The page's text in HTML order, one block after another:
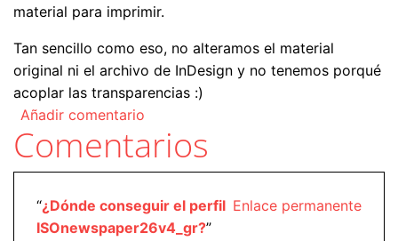
material para imprimir.
Tan sencillo como eso, no alteramos el material
original ni el archivo de InDesign y no tenemos porqué
acoplar las transparencias :)
Añadir comentario
Comentarios
Enlace permanente
“¿Dónde conseguir el perfil
ISOnewspaper26v4_gr?”